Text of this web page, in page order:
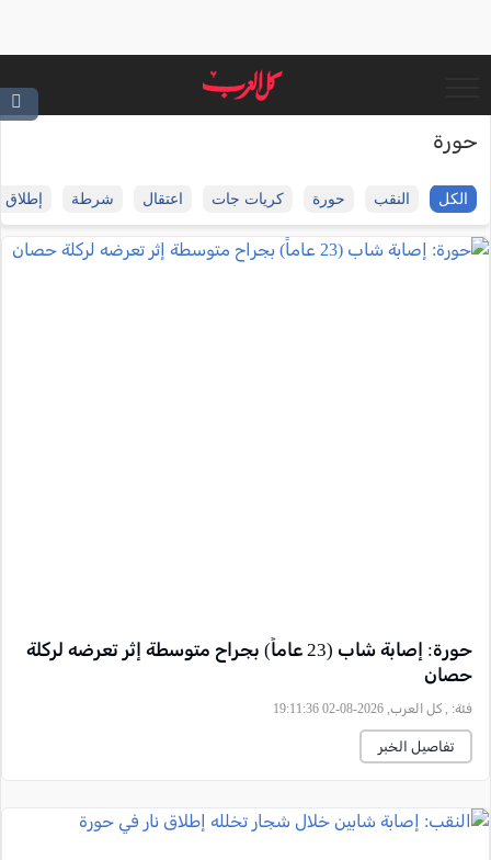
حورة
الكل النقب حورة كريات جات اعتقال شرطة إطلاق
حورة: إصابة شاب (23 عاماً) بجراح متوسطة إثر تعرضه لركلة
حصان
فئة: , كل العرب, 2026-08-02 19:11:36
تفاصيل الخبر